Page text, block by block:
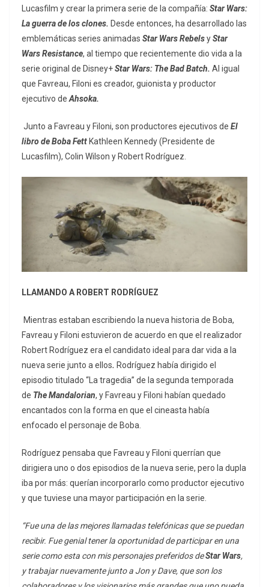
Lucasfilm y crear la primera serie de la compañía: Star Wars:
La guerra de los clones. Desde entonces, ha desarrollado las
emblemáticas series animadas Star Wars RebelsyStar
Wars Resistance, al tiempo que recientemente dio vida a la
serie original de Disney+Star Wars: The Bad Batch. Al igual
que Favreau, Filoni es creador, guionista y productor
ejecutivo de Ahsoka.
Junto a Favreau y Filoni, son productores ejecutivos de El
libro de Boba Fett Kathleen Kennedy (Presidente de
Lucasfilm), Colin Wilson y Robert Rodríguez.
LLAMANDO A ROBERT RODRÍGUEZ
Mientras estaban escribiendo la nueva historia de Boba,
Favreau y Filoni estuvieron de acuerdo en que el realizador
Robert Rodríguez era el candidato ideal para dar vida a la
nueva serie junto a ellos. Rodríguez había dirigido el
episodio titulado “La tragedia” de la segunda temporada
de The Mandalorian, y Favreau y Filoni habían quedado
encantados con la forma en que el cineasta había
enfocado el personaje de Boba.
Rodríguez pensaba que Favreau y Filoni querrían que
dirigiera uno o dos episodios de la nueva serie, pero la dupla
iba por más: querían incorporarlo como productor ejecutivo
y que tuviese una mayor participación en la serie.
“Fue una de las mejores llamadas telefónicas que se puedan
recibir. Fue genial tener la oportunidad de participar en una
serie como esta con mis personajes preferidos deStar Wars,
y trabajar nuevamente junto a Jon y Dave, que son los